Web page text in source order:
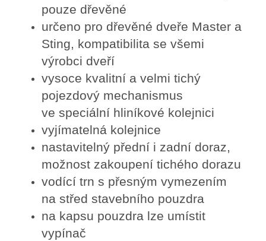
pouze dřevěné
určeno pro dřevěné dveře Master a
Sting, kompatibilita se všemi
výrobci dveří
vysoce kvalitní a velmi tichý
pojezdový mechanismus
ve speciální hliníkové kolejnici
vyjímatelná kolejnice
nastavitelný přední i zadní doraz,
možnost zakoupení tichého dorazu
vodící trn s přesným vymezením
na střed stavebního pouzdra
na kapsu pouzdra lze umístit
vypínač